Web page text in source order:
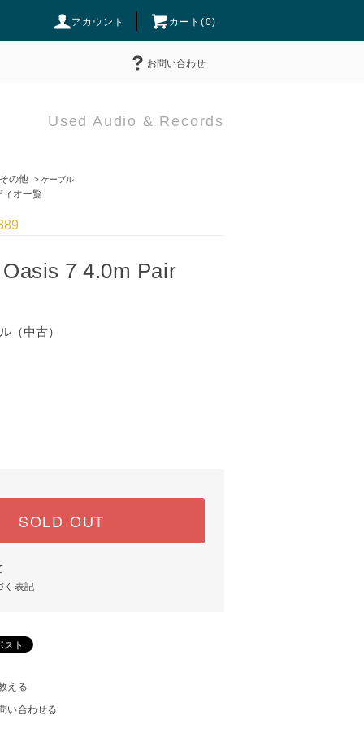
アカウント カート(0)
お問い合わせ
Used Audio & Records
の他 > ケーブル
オ一覧
7 4.0m Pair
（中古）
SOLD OUT
く表記
える
い合わせる